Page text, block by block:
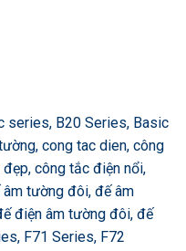
series, B20 Series, Basic
cong tac dien, công
công tắc điện nổi,
tường đôi, đế âm
điện âm tường đôi, đế
F71 Series, F72